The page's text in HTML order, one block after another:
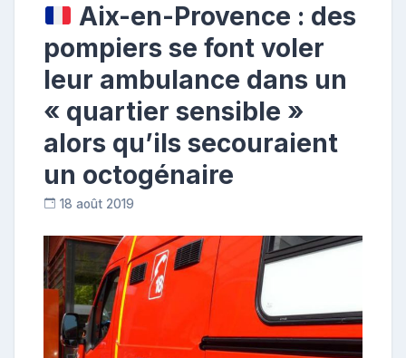
Aix-en-Provence : des
pompiers se font voler
leur ambulance dans un
« quartier sensible »
alors qu’ils secouraient
un octogénaire
18 août 2019
p
o
s